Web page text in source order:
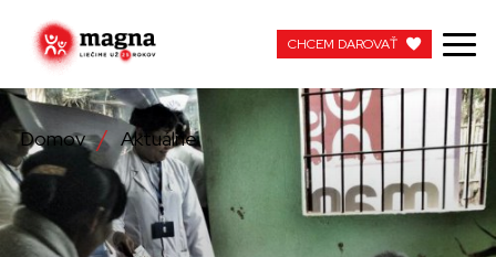
CHCEM DAROVAŤ
NAŠA PRÁCA
O NÁS
CHCEM DAROVAŤ
Domov Aktuálne